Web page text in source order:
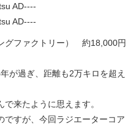
AD----
AD----
グファクトリー） 約18,000円
が過ぎ、距離も2万キロを超え
来たように思えます。
ですが、今回ラジエーターコア